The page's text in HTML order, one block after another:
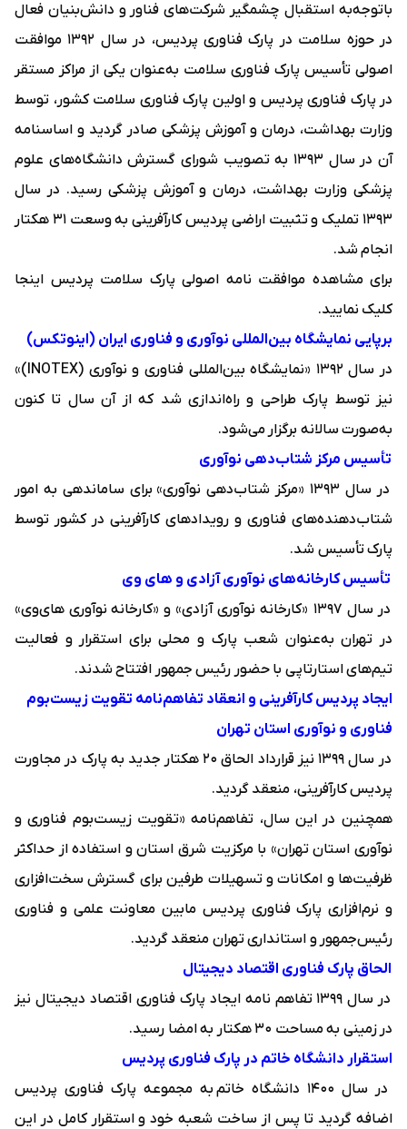
باتوجه‌به استقبال چشمگیر شرکت‌های فناور و دانش‌بنیان فعال
در حوزه سلامت در پارک فناوری پردیس، در سال ۱۳۹۲ موافقت
اصولی تأسیس پارک فناوری سلامت به‌عنوان یکی از مراکز مستقر
در پارک فناوری پردیس و اولین پارک فناوری سلامت کشور، توسط
وزارت بهداشت، درمان و آموزش پزشکی صادر گردید و اساسنامه
آن در سال ۱۳۹۳ به تصویب شورای گسترش دانشگاه‌های علوم
پزشکی وزارت بهداشت، درمان و آموزش پزشکی رسید. در سال
۱۳۹۳ تملیک و تثبیت اراضی پردیس کارآفرینی به وسعت ۳۱ هکتار
انجام شد.
برای مشاهده موافقت نامه اصولی پارک سلامت پردیس اینجا
کلیک نمایید.
برپایی نمایشگاه بین‌المللی نوآوری و فناوری ایران (اینوتکس)
در سال ۱۳۹۲ «
نمایشگاه بین‌المللی فناوری و نوآوری (INOTEX)
»
نیز توسط پارک طراحی و راه‌اندازی شد که از آن سال تا کنون
به‌صورت سالانه برگزار می‌شود.
تأسیس مرکز شتاب‌دهی نوآوری
در سال ۱۳۹۳ «
مرکز شتاب‌دهی نوآوری» برای ساماندهی به امور
شتاب‌دهنده‌های فناوری و رویدادهای کارآفرینی در کشور توسط
پارک تأسیس شد.
تأسیس کارخانه‌های نوآوری آزادی و های وی
در سال ۱۳۹۷ «
کارخانه نوآوری آزادی» و «کارخانه نوآوری های‌وی»
در تهران به‌عنوان شعب پارک و محلی برای استقرار و فعالیت
تیم‌های استارتاپی با حضور رئیس جمهور افتتاح شدند.
ایجاد پردیس کارآفرینی و انعقاد تفاهم‌نامه تقویت زیست‌بوم
فناوری و نوآوری استان تهران
در سال ۱۳۹۹ نیز قرارداد الحاق ۲۰ هکتار جدید به پارک در مجاورت
پردیس کارآفرینی، منعقد گردید.
همچنین در این سال، تفاهم‌نامه «تقویت زیست‌بوم فناوری و
نوآوری استان تهران» با مرکزیت شرق استان و استفاده از حداکثر
ظرفیت‌ها و امکانات و تسهیلات طرفین برای گسترش سخت‌افزاری
و نرم‌افزاری پارک فناوری پردیس مابین معاونت علمی و فناوری
رئیس‌جمهور و استانداری تهران منعقد گردید.
الحاق پارک فناوری اقتصاد دیجیتال
در سال ۱۳۹۹ تفاهم نامه ایجاد پارک فناوری اقتصاد دیجیتال نیز
در زمینی به مساحت ۳۰ هکتار به امضا رسید.
استقرار دانشگاه خاتم در پارک فناوری پردیس
در سال ۱۴۰۰
دانشگاه خاتمبه مجموعه پارک فناوری پردیس
اضافه گردید تا پس از ساخت شعبه خود و استقرار کامل در این